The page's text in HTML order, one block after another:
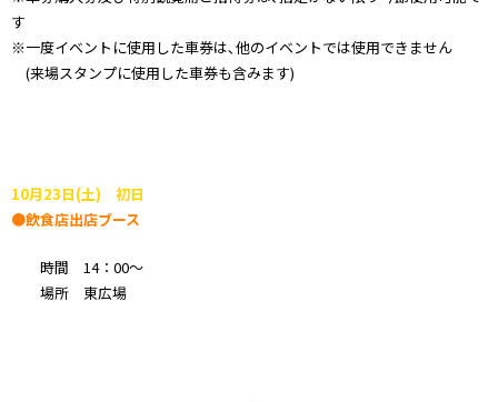
す
※一度イベントに使用した車券は､他のイベントでは使用できません
(来場スタンプに使用した車券も含みます)
10月23日(土) 初日
●飲食店出店ブース
時間 14：00～
場所 東広場